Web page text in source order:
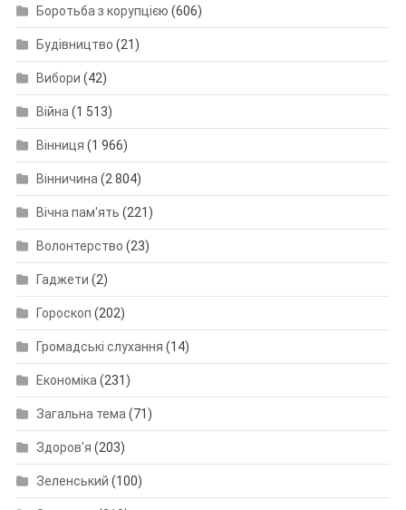
Боротьба з корупцією (606)
Будівництво (21)
Вибори (42)
Війна(1 513)
Вінниця (1 966)
Вінничина(2 804)
Вічна пам'ять (221)
Волонтерство (23)
Гаджети (2)
Гороскоп (202)
Громадські слухання (14)
Економіка(231)
Загальна тема(71)
Здоров'я (203)
Зеленський (100)